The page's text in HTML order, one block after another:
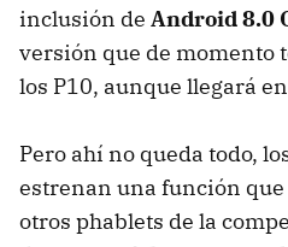
inclusión de Android 8.0
versión que de momento
los P10, aunque llegará
Pero ahí no queda todo,
estrenan una función
otros phablets de la